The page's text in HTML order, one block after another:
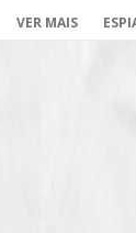
VER MAIS